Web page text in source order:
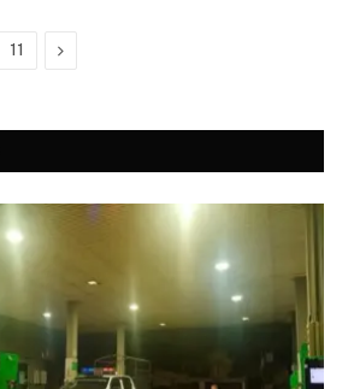
11 Next